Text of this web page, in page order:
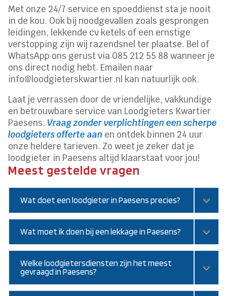
Met onze 24/7 service en spoeddienst sta je nooit
in de kou. Ook bij noodgevallen zoals gesprongen
leidingen, lekkende cv ketels of een ernstige
verstopping zijn wij razendsnel ter plaatse. Bel of
WhatsApp ons gerust via 085 212 55 88 wanneer je
ons direct nodig hebt. Emailen naar
info@loodgieterskwartier.nl kan natuurlijk ook.
Laat je verrassen door de vriendelijke, vakkundige
en betrouwbare service van Loodgieters Kwartier
Paesens. Vraag zonder verplichtingen een scherpe
loodgieters offerte aan en ontdek binnen 24 uur
onze heldere tarieven. Zo weet je zeker dat je
loodgieter in Paesens altijd klaarstaat voor jou!
Meest gestelde vragen
Wat doet een loodgieter in Paesens precies?
Wat moet ik doen bij een lekkage in Paesens?
Welke loodgietersdiensten zijn het meest
gevraagd in Paesens?